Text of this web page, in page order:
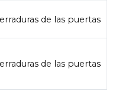
de las puertas
de las puertas